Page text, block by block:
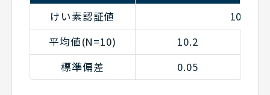
けい素認証値
10.1
平均値(N=10)
10.2
標準偏差
0.05